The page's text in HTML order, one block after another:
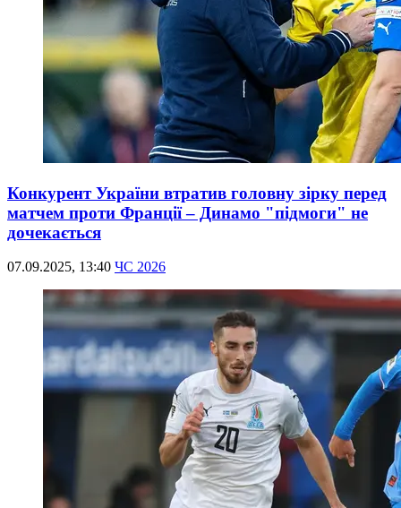
Конкурент України втратив головну зірку перед
матчем проти Франції – Динамо "підмоги" не
дочекається
07.09.2025, 13:40 ЧС 2026